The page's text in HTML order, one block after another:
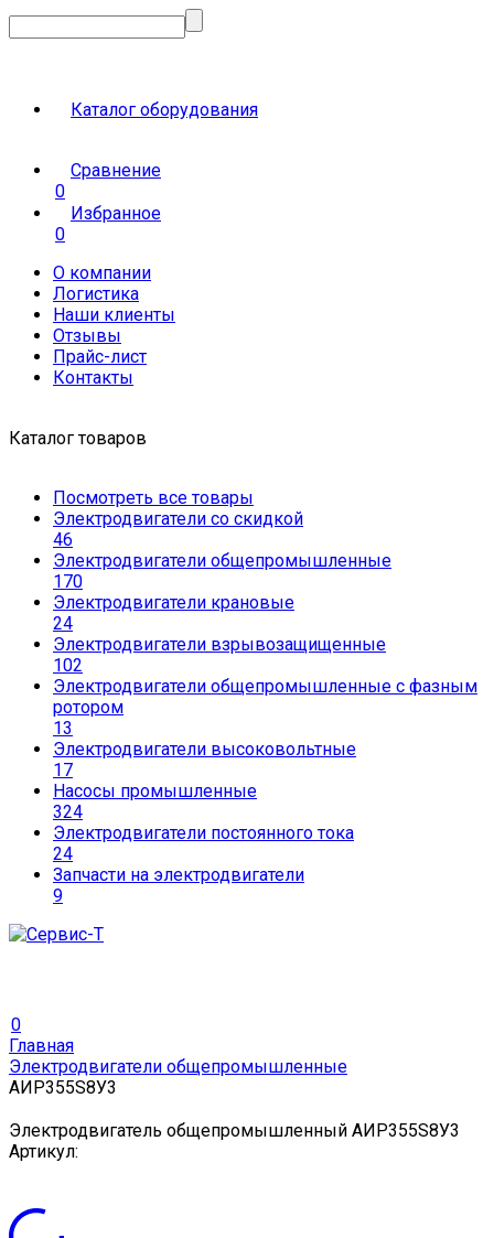
Каталог оборудования
Сравнение
0
Избранное
0
О компании
Логистика
Наши клиенты
Отзывы
Прайс-лист
Контакты
Каталог товаров
Посмотреть все товары
Электродвигатели со скидкой
46
Электродвигатели общепромышленные
170
Электродвигатели крановые
24
Электродвигатели взрывозащищенные
102
Электродвигатели общепромышленные с фазным
ротором
13
Электродвигатели высоковольтные
17
Насосы промышленные
324
Электродвигатели постоянного тока
24
Запчасти на электродвигатели
9
0
Главная
Электродвигатели общепромышленные
АИР355S8У3
Электродвигатель общепромышленный АИР355S8У3
Артикул: